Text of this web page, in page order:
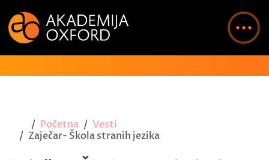
Početna
Vesti
Zaječar- Škola stranih jezika